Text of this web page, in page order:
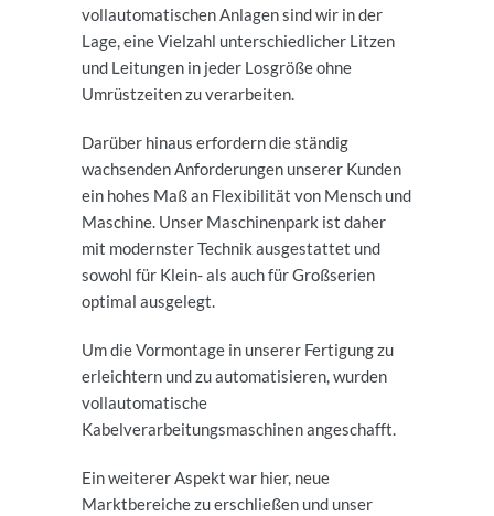
vollautomatischen Anlagen sind wir in der
Lage, eine Vielzahl unterschiedlicher Litzen
und Leitungen in jeder Losgröße ohne
Umrüstzeiten zu verarbeiten.
Darüber hinaus erfordern die ständig
wachsenden Anforderungen unserer Kunden
ein hohes Maß an Flexibilität von Mensch und
Maschine. Unser Maschinenpark ist daher
mit modernster Technik ausgestattet und
sowohl für Klein- als auch für Großserien
optimal ausgelegt.
Um die Vormontage in unserer Fertigung zu
erleichtern und zu automatisieren, wurden
vollautomatische
Kabelverarbeitungsmaschinen angeschafft.
Ein weiterer Aspekt war hier, neue
Marktbereiche zu erschließen und unser